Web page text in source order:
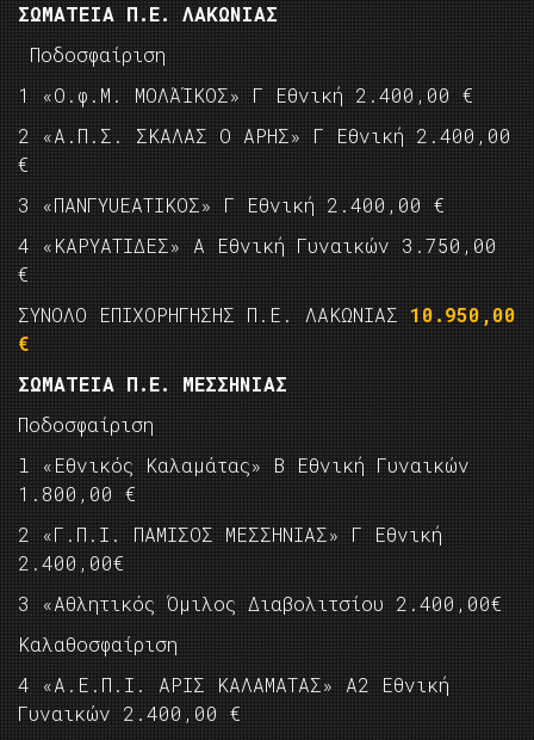
ΣΩΜΑΤΕΙΑ Π.Ε. ΛΑΚΩΝΙΑΣ
Ποδοσφαίριση
1 «Ο.φ.Μ. ΜΟΛΆΊΚΟΣ» Γ Εθνική 2.400,00 €
2 «Α.Π.Σ. ΣΚΑΛΑΣ Ο ΑΡΗΣ» Γ Εθνική 2.400,00
€
3 «ΠΑΝΓΥUΕΑΤΙΚΟΣ» Γ Εθνική 2.400,00 €
4 «ΚΑΡΥΑΤΙΔΕΣ» Α Εθνική Γυναικών 3.750,00
€
ΣΥΝΟΛΟ ΕΠΙΧΟΡΗΓΗΣΗΣ Π.Ε. ΛΑΚΩΝΙΑΣ 10.950,00
€
ΣΩΜΑΤΕΙΑ Π.Ε. ΜΕΣΣHΝΙΑΣ
Ποδοσφαίριση
l «Εθνικός Καλαμάτας» Β Εθνική Γυναικών
1.800,00 €
2 «Γ.Π.I. ΠΑΜΙΣΟΣ ΜΕΣΣΗΝΙΑΣ» Γ Εθνική
2.400,00€
3 «Αθλητικός Όμιλος Διαβολιτσίου 2.400,00€
Καλαθοσφαίριση
4 «Α.Ε.Π.I. ΑPΙΣ ΚΑΛΑΜΑΤΑΣ» Α2 Εθνική
Γυναικών 2.400,00 €